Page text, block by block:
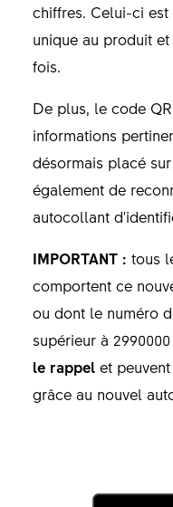
chiffres. Celui-ci
unique au produit
fois.
De plus, le code
informations
désormais placé
également de
autocollant
IMPORTANT : tous
comportent ce
ou dont le numéro
supérieur à
le rappelet
grâce au nouvel